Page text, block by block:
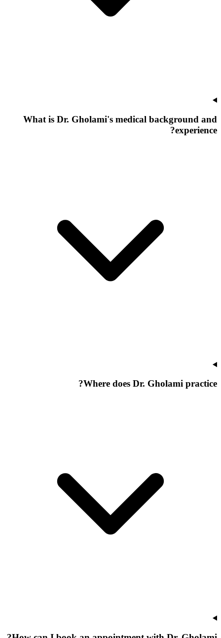
What is Dr. Gholami's medical background and
experience?
Where does Dr. Gholami practice?